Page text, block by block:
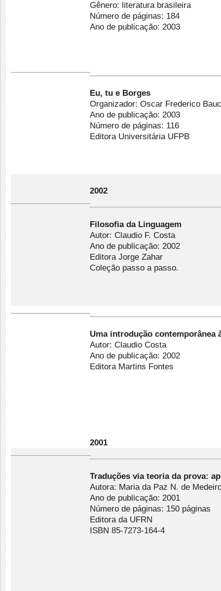
Gênero: literatura brasileira
Número de páginas: 184
Ano de publicação: 2003
Eu, tu e Borges
Organizador: Oscar Frederico
Ano de publicação: 2003
Número de páginas: 116
Editora Universitária UFPB
2002
Filosofia da Linguagem
Autor: Claudio F. Costa
Ano de publicação: 2002
Editora Jorge Zahar
Coleção passo a passo.
Uma introdução contemporânea
Autor: Claudio Costa
Ano de publicação: 2002
Editora Martins Fontes
2001
Traduções via teoria da prova:
Autora: Maria da Paz N. de
Ano de publicação: 2001
Número de páginas: 150 páginas
Editora da UFRN
ISBN 85-7273-164-4